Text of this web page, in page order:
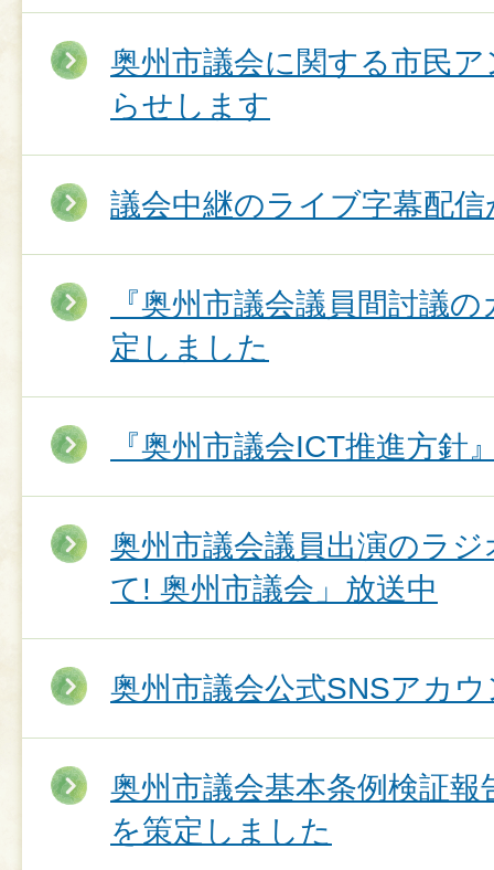
奥州市議会に関する市民
らせします
議会中継のライブ字幕配
『奥州市議会議員間討議
定しました
『奥州市議会ICT推進方針
奥州市議会議員出演のラ
て! 奥州市議会」放送中
奥州市議会公式SNSアカ
奥州市議会基本条例検証
を策定しました